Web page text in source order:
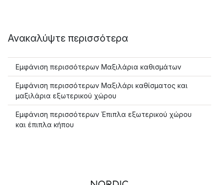
Ανακαλύψτε περισσότερα
Εμφάνιση περισσότερων Μαξιλάρια καθισμάτων
Εμφάνιση περισσότερων Μαξιλάρι καθίσματος και
μαξιλάρια εξωτερικού χώρου
Εμφάνιση περισσότερων Έπιπλα εξωτερικού χώρου
και έπιπλα κήπου